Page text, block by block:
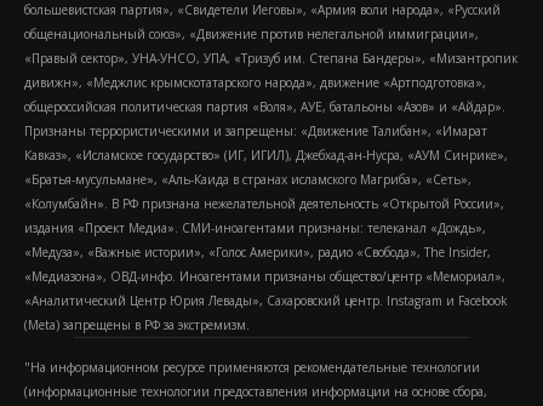
большевистская партия», «Свидетели Иеговы», «Армия воли народа», «Русский
общенациональный союз», «Движение против нелегальной иммиграции»,
«Правый сектор», УНА-УНСО, УПА, «Тризуб им. Степана Бандеры», «Мизантропик
дивижн», «Меджлис крымскотатарского народа», движение «Артподготовка»,
общероссийская политическая партия «Воля», АУЕ, батальоны «Азов» и «Айдар».
Признаны террористическими и запрещены: «Движение Талибан», «Имарат
Кавказ», «Исламское государство» (ИГ, ИГИЛ), Джебхад-ан-Нусра, «АУМ Синрике»,
«Братья-мусульмане», «Аль-Каида в странах исламского Магриба», «Сеть»,
«Колумбайн». В РФ признана нежелательной деятельность «Открытой России»,
издания «Проект Медиа». СМИ-иноагентами признаны: телеканал «Дождь»,
«Медуза», «Важные истории», «Голос Америки», радио «Свобода», The Insider,
«Медиазона», ОВД-инфо. Иноагентами признаны общество/центр «Мемориал»,
«Аналитический Центр Юрия Левады», Сахаровский центр. Instagram и Facebook
(Metа) запрещены в РФ за экстремизм.
"На информационном ресурсе применяются рекомендательные технологии
(информационные технологии предоставления информации на основе сбора,